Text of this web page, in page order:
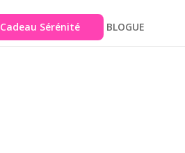
Cadeau Sérénité BLOGUE